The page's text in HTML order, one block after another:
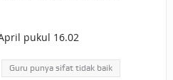
pukul 16.02
Guru punya sifat tidak baik